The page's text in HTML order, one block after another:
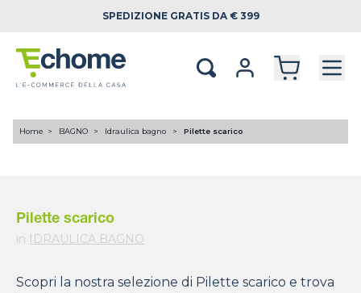
SPEDIZIONE GRATIS DA € 399
Home BAGNO Idraulica bagno Pilette scarico
Pilette scarico
in IDRAULICA BAGNO
Scopri la nostra selezione di Pilette scarico e trova